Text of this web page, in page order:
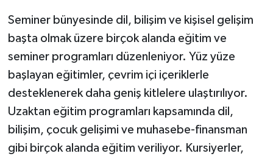
Seminer bünyesinde dil, bilişim ve kişisel gelişim
başta olmak üzere birçok alanda eğitim ve
seminer programları düzenleniyor. Yüz yüze
başlayan eğitimler, çevrim içi içeriklerle
desteklenerek daha geniş kitlelere ulaştırılıyor.
Uzaktan eğitim programları kapsamında dil,
bilişim, çocuk gelişimi ve muhasebe-finansman
gibi birçok alanda eğitim veriliyor. Kursiyerler,